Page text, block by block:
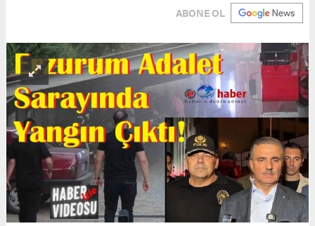
ABONE OL